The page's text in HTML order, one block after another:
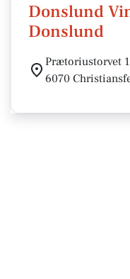
Donslund
Donslund
Prætoriustorvet 1
6070